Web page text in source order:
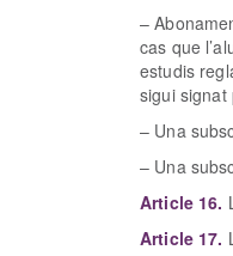
–
cas que
estudis
sigui signat
– Una
– Una
Article 16.
Article 17.